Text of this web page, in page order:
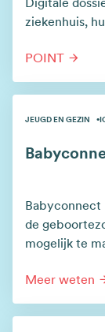
ziekenhuis,
POINT
JEUGD EN GEZIN
Babyconnect
de
mogelijk te
Meer weten